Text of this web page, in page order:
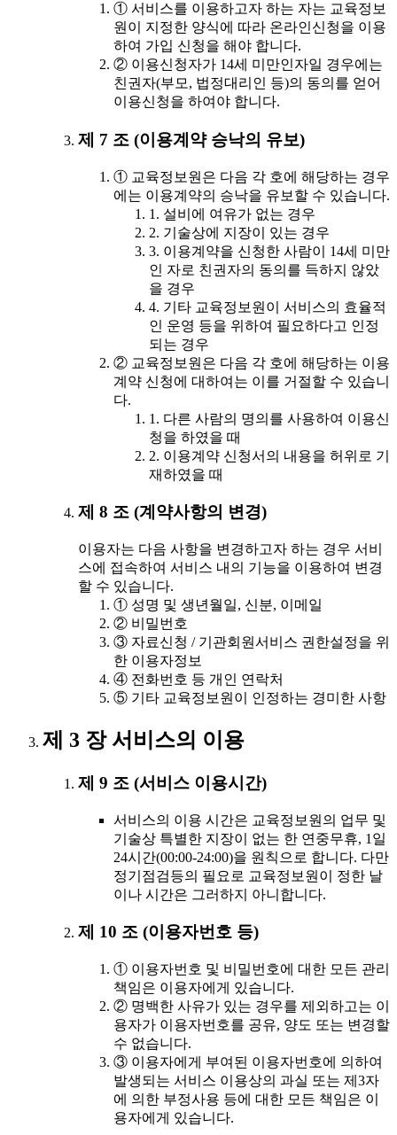
① 서비스를 이용하고자 하는 자는 교육정보
원이 지정한 양식에 따라 온라인신청을 이용
하여 가입 신청을 해야 합니다.
② 이용신청자가 14세 미만인자일 경우에는
친권자(부모, 법정대리인 등)의 동의를 얻어
이용신청을 하여야 합니다.
제 7 조 (이용계약 승낙의 유보)
① 교육정보원은 다음 각 호에 해당하는 경우
에는 이용계약의 승낙을 유보할 수 있습니다.
1. 설비에 여유가 없는 경우
2. 기술상에 지장이 있는 경우
3. 이용계약을 신청한 사람이 14세 미만
인 자로 친권자의 동의를 득하지 않았
을 경우
4. 기타 교육정보원이 서비스의 효율적
인 운영 등을 위하여 필요하다고 인정
되는 경우
② 교육정보원은 다음 각 호에 해당하는 이용
계약 신청에 대하여는 이를 거절할 수 있습니
다.
1. 다른 사람의 명의를 사용하여 이용신
청을 하였을 때
2. 이용계약 신청서의 내용을 허위로 기
재하였을 때
제 8 조 (계약사항의 변경)
이용자는 다음 사항을 변경하고자 하는 경우 서비
스에 접속하여 서비스 내의 기능을 이용하여 변경
할 수 있습니다.
① 성명 및 생년월일, 신분, 이메일
② 비밀번호
③ 자료신청 / 기관회원서비스 권한설정을 위
한 이용자정보
④ 전화번호 등 개인 연락처
⑤ 기타 교육정보원이 인정하는 경미한 사항
제 3 장 서비스의 이용
제 9 조 (서비스 이용시간)
서비스의 이용 시간은 교육정보원의 업무 및
기술상 특별한 지장이 없는 한 연중무휴, 1일
24시간(00:00-24:00)을 원칙으로 합니다. 다만
정기점검등의 필요로 교육정보원이 정한 날
이나 시간은 그러하지 아니합니다.
제 10 조 (이용자번호 등)
① 이용자번호 및 비밀번호에 대한 모든 관리
책임은 이용자에게 있습니다.
② 명백한 사유가 있는 경우를 제외하고는 이
용자가 이용자번호를 공유, 양도 또는 변경할
수 없습니다.
③ 이용자에게 부여된 이용자번호에 의하여
발생되는 서비스 이용상의 과실 또는 제3자
에 의한 부정사용 등에 대한 모든 책임은 이
용자에게 있습니다.